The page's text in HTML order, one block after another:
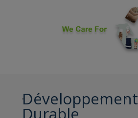
Développement
Durable